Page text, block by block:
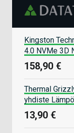
Kingston
4.0 NVMe 3D
158,90 €
Thermal
yhdiste
13,90 €